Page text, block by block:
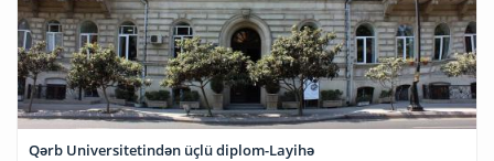
Qərb Universitetindən üçlü diplom-Layihə